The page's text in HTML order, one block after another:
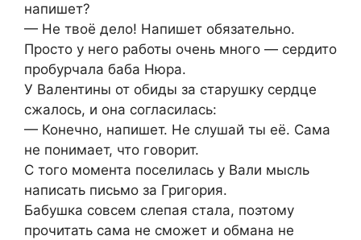
напишет?
— Не твоё дело! Напишет обязательно.
Просто у него работы очень много — сердито
пробурчала баба Нюра.
У Валентины от обиды за старушку сердце
сжалось, и она согласилась:
— Конечно, напишет. Не слушай ты её. Сама
не понимает, что говорит.
С того момента поселилась у Вали мысль
написать письмо за Григория.
Бабушка совсем слепая стала, поэтому
прочитать сама не сможет и обмана не